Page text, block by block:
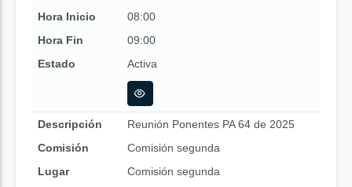
Hora Inicio
08:00
Hora Fin
09:00
Estado
Activa
Descripción
Reunión Ponentes PA 64 de 2025
Comisión
Comisión segunda
Lugar
Comisión segunda